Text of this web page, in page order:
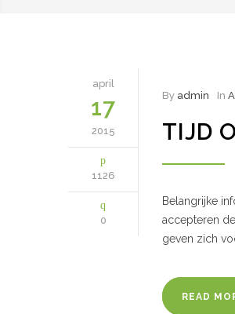
april
17
2015
1126
0
By admin In
TIJD
Belangrijke
accepteren
geven zich
READ